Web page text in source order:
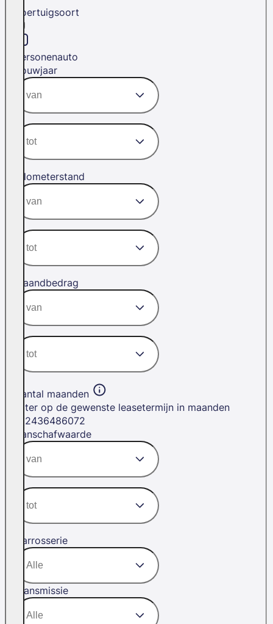
Voertuigsoort
Personenauto
Bouwjaar
Kilometerstand
Maandbedrag
Aantal maanden
Filter op de gewenste leasetermijn in maanden
2436486072
Aanschafwaarde
Carrosserie
Transmissie